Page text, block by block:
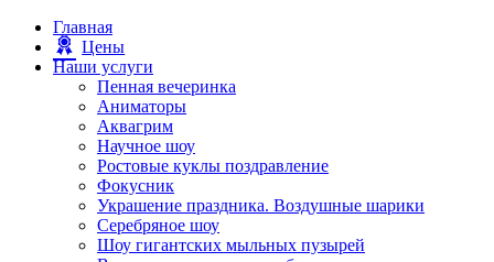
Главная
Цены
Наши услуги
Пенная вечеринка
Аниматоры
Аквагрим
Научное шоу
Ростовые куклы поздравление
Фокусник
Украшение праздника. Воздушные шарики
Серебряное шоу
Шоу гигантских мыльных пузырей